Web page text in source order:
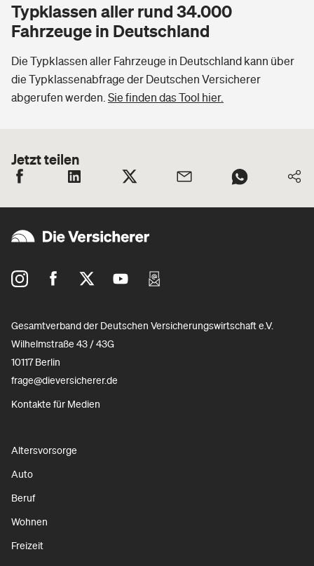
Typklassen aller rund 34.000
Fahrzeuge in Deutschland
Die Typklassen aller Fahrzeuge in Deutschland kann über
die Typklassenabfrage der Deutschen Versicherer
abgerufen werden. Sie finden das Tool hier.
Jetzt teilen
Gesamtverband der Deutschen Versicherungswirtschaft e.V.
Wilhelmstraße 43 / 43G
10117 Berlin
frage@dieversicherer.de
Kontakte für Medien
Altersvorsorge
Auto
Beruf
Wohnen
Freizeit